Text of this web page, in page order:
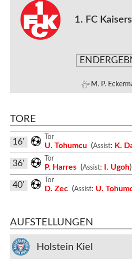
1. FC
M. P.
TORE
Tor
U. Tohumcu (Assist: K.
16'
Tor
P. Harres (Assist: I. Ugoh)
36'
Tor
D. Zec (Assist: U.
40'
AUFSTELLUNGEN
Holstein Kiel